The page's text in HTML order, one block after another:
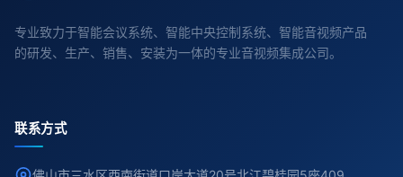
专业致力于智能会议系统、智能中央控制系统、智能音视频产品
的研发、生产、销售、安装为一体的专业音视频集成公司。
联系方式